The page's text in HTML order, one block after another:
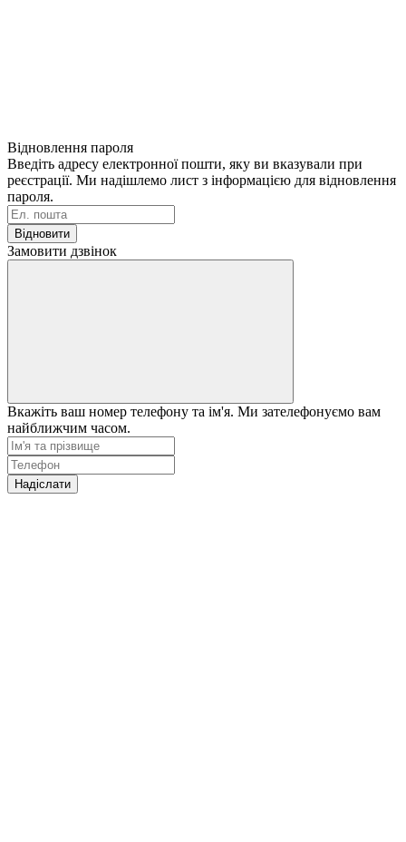
Відновлення пароля
Введіть адресу електронної пошти, яку ви вказували при
реєстрації. Ми надішлемо лист з інформацією для відновлення
пароля.
Відновити
Замовити дзвінок
Вкажіть ваш номер телефону та ім'я. Ми зателефонуємо вам
найближчим часом.
Надіслати